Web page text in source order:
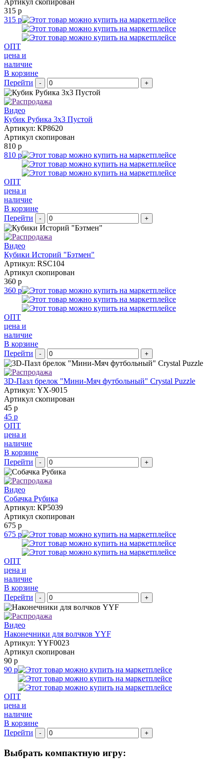
Артикул скопирован
315 р
315 р
ОПТ
цена и
наличие
В корзине
Перейти
- +
Видео
Кубик Рубика 3х3 Пустой
Артикул: КР8620
Артикул скопирован
810 р
810 р
ОПТ
цена и
наличие
В корзине
Перейти
- +
Видео
Кубики Историй "Бэтмен"
Артикул: RSC104
Артикул скопирован
360 р
360 р
ОПТ
цена и
наличие
В корзине
Перейти
- +
3D-Пазл брелок "Мини-Мяч футбольный" Crystal Puzzle
Артикул: YX-9015
Артикул скопирован
45 р
45 р
ОПТ
цена и
наличие
В корзине
Перейти
- +
Видео
Собачка Рубика
Артикул: КР5039
Артикул скопирован
675 р
675 р
ОПТ
цена и
наличие
В корзине
Перейти
- +
Видео
Наконечники для волчков YYF
Артикул: YYF0023
Артикул скопирован
90 р
90 р
ОПТ
цена и
наличие
В корзине
Перейти
- +
Выбрать компактную игру: